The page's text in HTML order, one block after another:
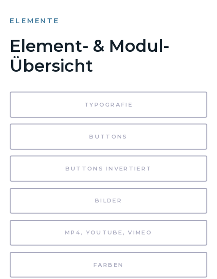
ELEMENTE
Element- & Modul-
Übersicht
TYPOGRAFIE
BUTTONS
BUTTONS INVERTIERT
BILDER
MP4, YOUTUBE, VIMEO
FARBEN